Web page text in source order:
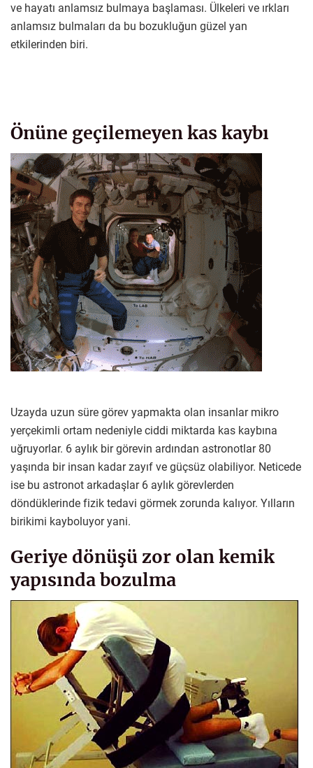
ve hayatı anlamsız bulmaya başlaması. Ülkeleri ve ırkları
anlamsız bulmaları da bu bozukluğun güzel yan
etkilerinden biri.
Önüne geçilemeyen kas kaybı
Uzayda uzun süre görev yapmakta olan insanlar mikro
yerçekimli ortam nedeniyle ciddi miktarda kas kaybına
uğruyorlar. 6 aylık bir görevin ardından astronotlar 80
yaşında bir insan kadar zayıf ve güçsüz olabiliyor. Neticede
ise bu astronot arkadaşlar 6 aylık görevlerden
döndüklerinde fizik tedavi görmek zorunda kalıyor. Yılların
birikimi kayboluyor yani.
Geriye dönüşü zor olan kemik
yapısında bozulma